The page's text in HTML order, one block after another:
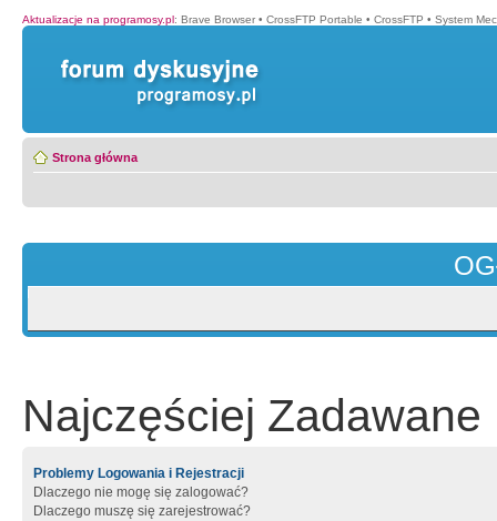
Aktualizacje na programosy.pl: Brave Browser • CrossFTP Portable • CrossFTP • System
Strona główna
Najczęściej Zadawane
Problemy Logowania i Rejestracji
Dlaczego nie mogę się zalogować?
Dlaczego muszę się zarejestrować?